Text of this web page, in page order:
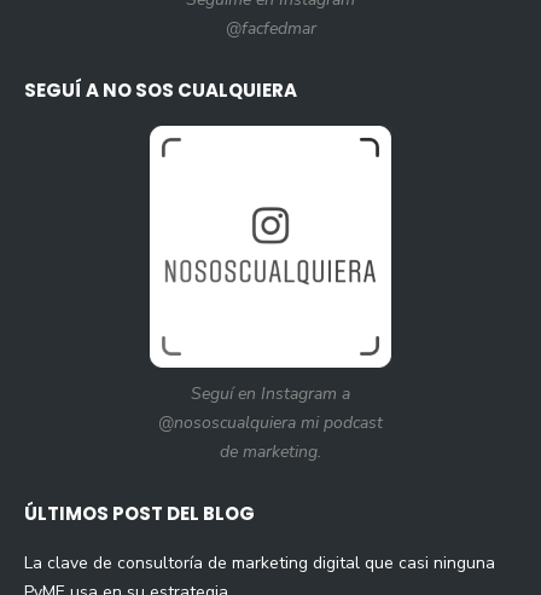
@facfedmar
SEGUÍ A NO SOS CUALQUIERA
Seguí en Instagram a
@nososcualquiera mi podcast
de marketing.
ÚLTIMOS POST DEL BLOG
La clave de consultoría de marketing digital que casi ninguna